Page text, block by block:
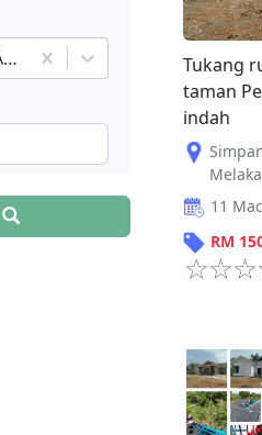
Simpang Ampat, Melaka
Tukang
taman
indah
Melaka
11
RM